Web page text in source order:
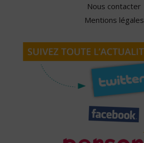
Nous contacter
Mentions légales